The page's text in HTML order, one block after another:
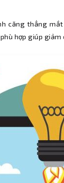
căng thẳng
hợp giúp